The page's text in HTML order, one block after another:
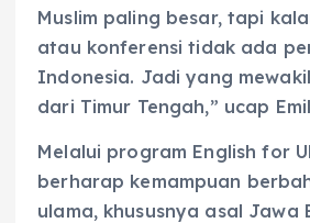
Muslim paling besar, tapi
atau konferensi tidak ada
Indonesia. Jadi yang
dari Timur Tengah,” ucap
Melalui program English for
berharap kemampuan
ulama, khususnya asal Jawa